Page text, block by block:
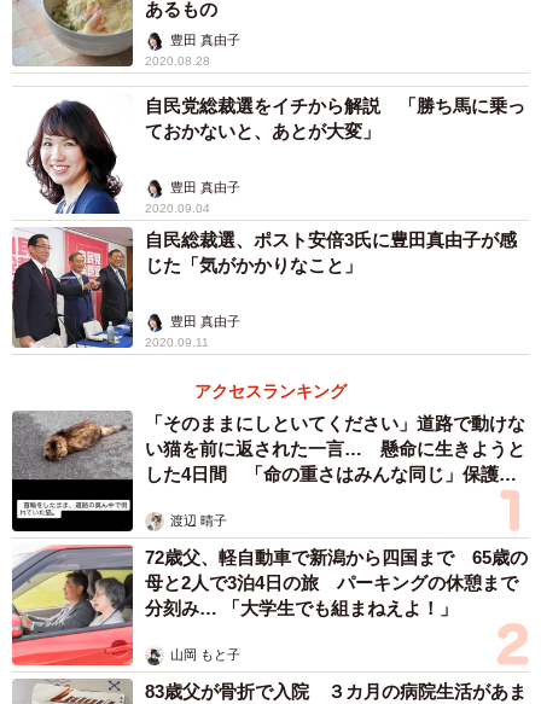
でなく、保守層や無党派からも票を得られる候補」が重宝
されます。3選挙区とも、勝った候補者は、与党票の一部
と、そして無党派の票を相当数取っており、絶対数が多い
無党派層の動向が勝敗を左右するともいえます。
▽一方で、「与党だけではなく、結局のところ、野党も世
襲候補が強い」という、日本政治の根深い問題が露呈した
ともいえます。島根、長崎とも、立憲の候補は、由緒正し
き世襲で、知名度があり、父親は自民党所属だった時期も
あり、その子どもは「野党票」と「保守系」の両方の票が
取れるという強みがありました。
▽「野党が選挙協力して、一騎打ちなら勝てる」との認識
が高まっているかと思いますが、本選である総選挙では、
そう簡単にはいかないと思います。今回の島根は、「与党
新人vs地元で実績のある世襲野党候補」であり、他地域で
は実績のある与党議員も多いこと、維新等の独自性もあり
「完全な野党共闘」は難しいこと、比例投票がある総選挙
では存在感を示すために共産党も独自候補を立てる必要が
あること、等々から、全国で直ちに同じことが起こるとは
いえないと思います。
あるもの
豊田 真由子
2020.08.28
自民党総裁選をイチから解説 「勝ち馬に乗っ
ておかないと、あとが大変」
豊田 真由子
2020.09.04
自民総裁選、ポスト安倍3氏に豊田真由子が感
じた「気がかかりなこと」
豊田 真由子
2020.09.11
アクセスランキング
「そのままにしといてください」道路で動けな
い猫を前に返された一言… 懸命に生きようと
した4日間 「命の重さはみんな同じ」保護団
渡辺 晴子
72歳父、軽自動車で新潟から四国まで 65歳の
母と2人で3泊4日の旅 パーキングの休憩まで
分刻み… 「大学生でも組まねえよ！」
山岡 もと子
83歳父が骨折で入院 ３カ月の病院生活があま